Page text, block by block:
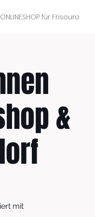
ONLINESHOP für Friseure
&
mit